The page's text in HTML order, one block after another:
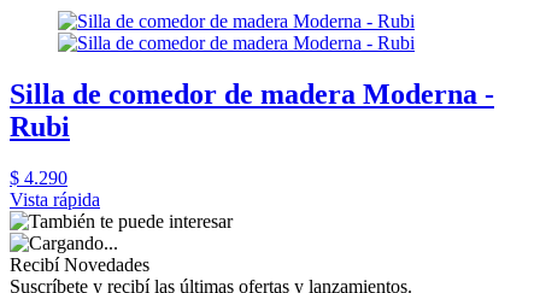
Silla de comedor de madera Moderna -
Rubi
$ 4.290
Vista rápida
Recibí Novedades
Suscríbete y recibí las últimas ofertas y lanzamientos.